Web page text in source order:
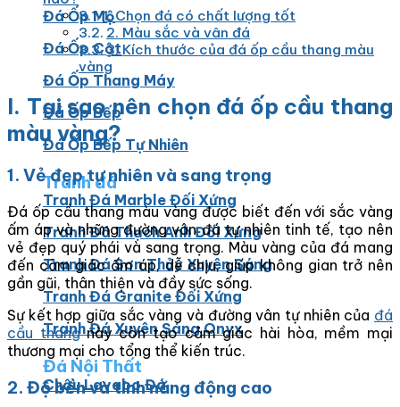
Đá Ốp Mộ
Đá Ốp Cột
Đá Ốp Thang Máy
Đá Ốp Bếp
Đá Ốp Bếp Tự Nhiên
Tranh đá
Tranh Đá Marble Đối Xứng
Tranh Đá Thạch Anh Đối Xứng
Tranh Đá Sơn Thủy Xuyên Sáng
Tranh Đá Granite Đối Xứng
Tranh Đá Xuyên Sáng Onyx
Đá Nội Thất
Chậu Lavabo Đá
1. Chọn đá có chất lượng tốt
2. Màu sắc và vân đá
3. Kích thước của đá ốp cầu thang màu
vàng
I. Tại sao nên chọn đá ốp cầu thang
màu vàng?
1. Vẻ đẹp tự nhiên và sang trọng
Đá ốp cầu thang màu vàng được biết đến với sắc vàng
ấm áp và những đường vân đá tự nhiên tinh tế, tạo nên
vẻ đẹp quý phái và sang trọng. Màu vàng của đá mang
đến cảm giác ấm áp, dễ chịu, giúp không gian trở nên
gần gũi, thân thiện và đầy sức sống.
Sự kết hợp giữa sắc vàng và đường vân tự nhiên của đá
cầu thangnày còn tạo cảm giác hài hòa, mềm mại
thương mại cho tổng thể kiến ​​trúc.
2. Độ bền và tính năng động cao